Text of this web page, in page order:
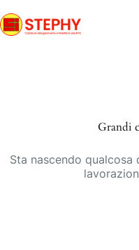
al
contenuto
Grandi
Sta nascendo